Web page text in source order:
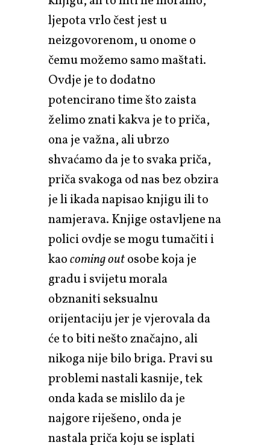
ljepota vrlo čest jest u
neizgovorenom, u onome o
čemu možemo samo maštati.
Ovdje je to dodatno
potencirano time što zaista
želimo znati kakva je to priča,
ona je važna, ali ubrzo
shvaćamo da je to svaka priča,
priča svakoga od nas bez obzira
je li ikada napisao knjigu ili to
namjerava. Knjige ostavljene na
polici ovdje se mogu tumačiti i
kaocoming outosobe koja je
gradu i svijetu morala
obznaniti seksualnu
orijentaciju jer je vjerovala da
će to biti nešto značajno, ali
nikoga nije bilo briga. Pravi su
problemi nastali kasnije, tek
onda kada se mislilo da je
najgore riješeno, onda je
nastala priča koju se isplati